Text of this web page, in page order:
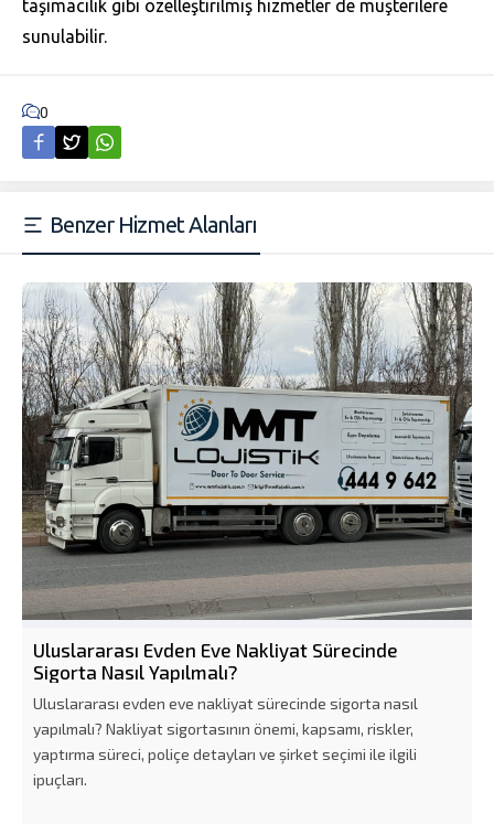
taşımacılık gibi özelleştirilmiş hizmetler de müşterilere
sunulabilir.
0
Benzer Hizmet Alanları
Uluslararası Evden Eve Nakliyat Sürecinde
Sigorta Nasıl Yapılmalı?
Uluslararası evden eve nakliyat sürecinde sigorta nasıl
yapılmalı? Nakliyat sigortasının önemi, kapsamı, riskler,
yaptırma süreci, poliçe detayları ve şirket seçimi ile ilgili
ipuçları.